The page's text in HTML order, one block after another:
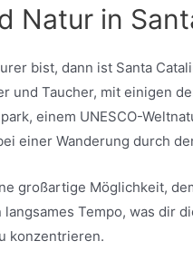
Natur in
bist, dann ist Santa
und Taucher, mit einigen
einem UNESCO-
einer Wanderung durch
großartige Möglichkeit,
Tempo, was dir
konzentrieren.